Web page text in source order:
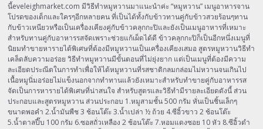
นี้eveleighmarket.com มีวิธีทำหมูหวานมาแนะนำค่ะ “หมูหวาน” เมนูอาหารจาน
โปรดของเด็กและใครๆอีกหลายคน ที่เป็นได้ทั้งกับข้าวทานคู่กับข้าวสวยร้อนๆทาน
กับข้าวเหนียวหรือเป็นเครื่องเคียงคู่กับข้าวคลุกกะปิและยังเป็นเมนูอาหารที่เหมาะ
สำหรับทานคู่กับอาหารรสจัดเพราะช่วยแก้เผ็ดได้ดี ข้าวคลุกกะปิก็เป็นอีกหนึ่งเมนูที่
นิยมทำขายหารายได้พิเศษที่ต้องมีหมูหวานเป็นเครื่องเคียงเสมอ สูตรหมูหวานวิธีทำ
เคล็ดลับความอร่อย วิธีทำหมูหวานมีขั้นตอนที่ไม่ยุ่งยาก แต่เป็นเมนูที่ต้องมีความ
ละเอียดประณีตในการทำเพื่อให้ได้หมูหวานที่รสชาติกลมกล่อมไม่หวานจนเกินไป
เนื้อหมูนิ่มอร่อยไม่แข็งนอกจากทำทานแล้วยังเหมาะสำหรับทำขายคู่กับอาหารรส
จัดเป็นการหารายได้พิเศษที่น่าสนใจ สำหรับสูตรและวิธีทำมีรายละเอียดดังนี้ ส่วน
ประกอบและสูตรหมูหวาน ส่วนประกอบ 1.หมูสามชั้น 500 กรัม หั่นเป็นชิ้นเล็กๆ
ขนาดพอคำ 2.น้ำมันพืช 3 ช้อนโต๊ะ 3.น้ำเปล่า ½ ถ้วย 4.ซีอิ้วขาว 2 ช้อนโต๊ะ
5.น้ำตาลปี๊บ 100 กรัม 6.ซอสถั่วเหลือง 2 ช้อนโต๊ะ 7.หอมแดงซอย 10 หัว 8.ซีอิ้วดำ